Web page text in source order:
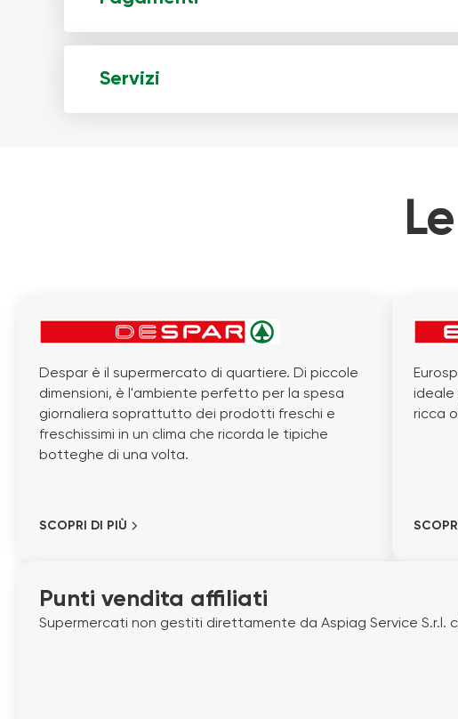
Servizi
Despar è il supermercato di quartiere. Di piccole
dimensioni, è l'ambiente perfetto per la spesa
giornaliera soprattutto dei prodotti freschi e
freschissimi in un clima che ricorda le tipiche
botteghe di una volta.
SCOPRI DI PIÙ
ideale
ricca
Punti vendita affiliati
Supermercati non gestiti direttamente da Aspiag Service